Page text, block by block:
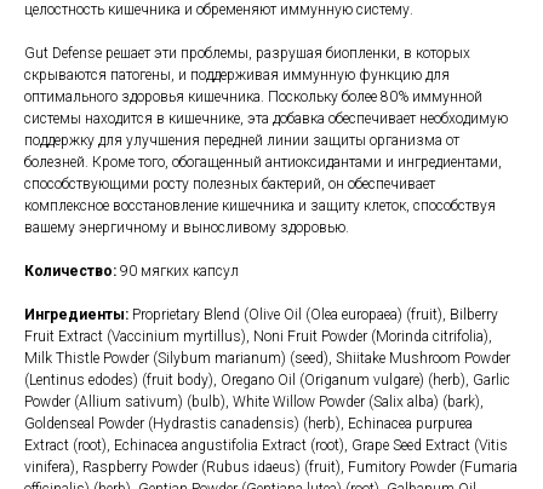
целостность кишечника и обременяют иммунную систему.
Gut Defense решает эти проблемы, разрушая биопленки, в которых
скрываются патогены, и поддерживая иммунную функцию для
оптимального здоровья кишечника. Поскольку более 80% иммунной
системы находится в кишечнике, эта добавка обеспечивает необходимую
поддержку для улучшения передней линии защиты организма от
болезней. Кроме того, обогащенный антиоксидантами и ингредиентами,
способствующими росту полезных бактерий, он обеспечивает
комплексное восстановление кишечника и защиту клеток, способствуя
вашему энергичному и выносливому здоровью.
Количество: 90 мягких капсул
Ингредиенты: Proprietary Blend (Olive Oil (Olea europaea) (fruit), Bilberry
Fruit Extract (Vaccinium myrtillus), Noni Fruit Powder (Morinda citrifolia),
Milk Thistle Powder (Silybum marianum) (seed), Shiitake Mushroom Powder
(Lentinus edodes) (fruit body), Oregano Oil (Origanum vulgare) (herb), Garlic
Powder (Allium sativum) (bulb), White Willow Powder (Salix alba) (bark),
Goldenseal Powder (Hydrastis canadensis) (herb), Echinacea purpurea
Extract (root), Echinacea angustifolia Extract (root), Grape Seed Extract (Vitis
vinifera), Raspberry Powder (Rubus idaeus) (fruit), Fumitory Powder (Fumaria